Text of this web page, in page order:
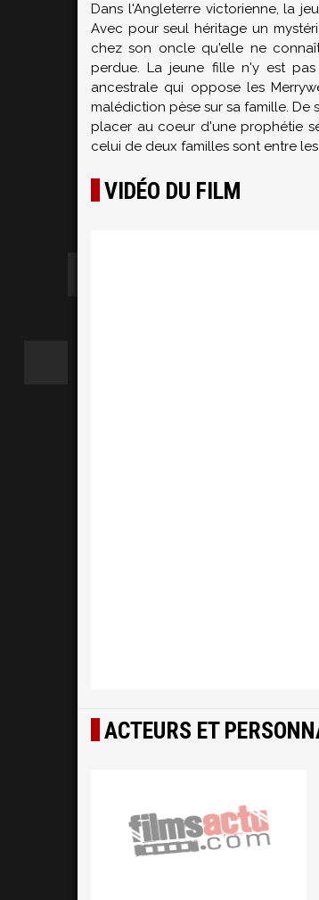
Dans l'Angleterre victorienne, la
Avec pour seul héritage un
chez son oncle qu'elle ne
perdue. La jeune fille n'y est
ancestrale qui oppose les
malédiction pèse sur sa famille.
placer au coeur d'une prophétie
celui de deux familles sont entre
VIDÉO DU FILM
ACTEURS ET